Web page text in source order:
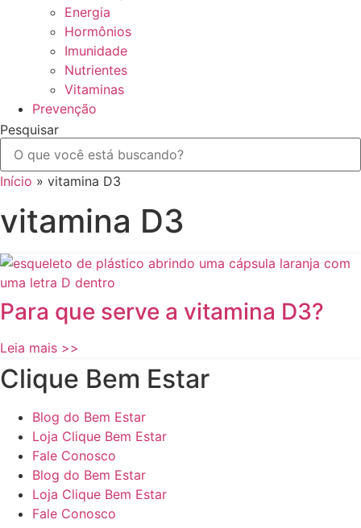
Energia
Hormônios
Imunidade
Nutrientes
Vitaminas
Prevenção
Pesquisar
Início » vitamina D3
vitamina D3
Para que serve a vitamina D3?
Leia mais >>
Clique Bem Estar
Blog do Bem Estar
Loja Clique Bem Estar
Fale Conosco
Blog do Bem Estar
Loja Clique Bem Estar
Fale Conosco